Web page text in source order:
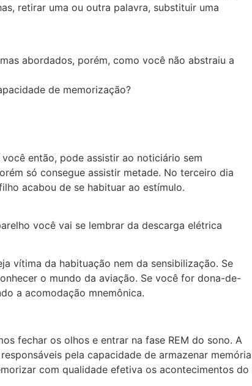
retirar uma ou outra palavra, substituir uma
abordados, porém, como você não abstraiu a
de memorização?
então, pode assistir ao noticiário sem
só consegue assistir metade. No terceiro dia
acabou de se habituar ao estímulo.
você vai se lembrar da descarga elétrica
vítima da habituação nem da sensibilização. Se
o mundo da aviação. Se você for dona-de-
a acomodação mnemônica.
fechar os olhos e entrar na fase REM do sono. A
pela capacidade de armazenar memória
com qualidade efetiva os acontecimentos do